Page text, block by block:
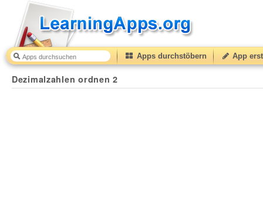
Apps durchstöbern App
Dezimalzahlen ordnen 2